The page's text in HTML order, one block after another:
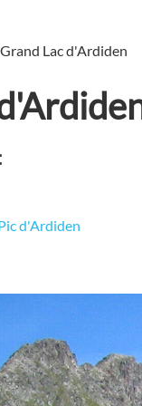
Grand Lac d'Ardiden
d'Ardiden